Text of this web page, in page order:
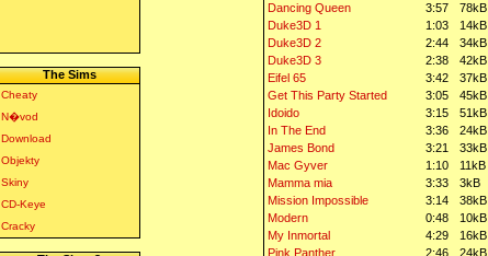
The Sims
Cheaty
N�vod
Download
Objekty
Skiny
CD-Keye
Cracky
Dancing Queen
3:57
78kB
Duke3D 1
1:03
14kB
Duke3D 2
2:44
34kB
Duke3D 3
2:38
42kB
Eifel 65
3:42
37kB
Get This Party Started
3:05
45kB
Idoido
3:15
51kB
In The End
3:36
24kB
James Bond
3:21
33kB
Mac Gyver
1:10
11kB
Mamma mia
3:33
3kB
Mission Impossible
3:14
38kB
Modern
0:48
10kB
My Inmortal
4:29
16kB
Pink Panther
2:46
24kB